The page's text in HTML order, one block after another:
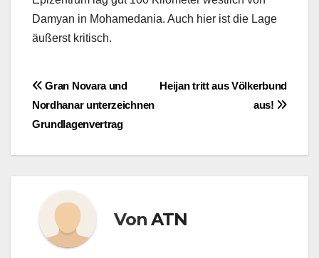
Damyan in Mohamedania. Auch hier ist die Lage
äußerst kritisch.
Beitragsnavigation
Heijan tritt aus Völkerbund
aus!
Gran Novara und
Nordhanar unterzeichnen
Grundlagenvertrag
VonATN